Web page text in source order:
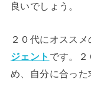
良いでしょう。
２０代にオススメ
ジェント です。
め、自分に合った